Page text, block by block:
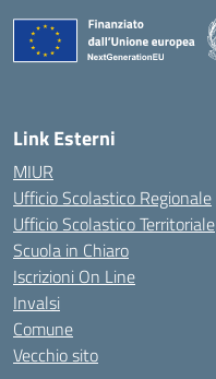
Link Esterni
MIUR
Ufficio Scolastico Regionale
Ufficio Scolastico Territoriale
Scuola in Chiaro
Iscrizioni On Line
Invalsi
Comune
Vecchio sito